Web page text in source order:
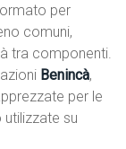
per
comuni,
tra componenti.
Benincà,
per le
su